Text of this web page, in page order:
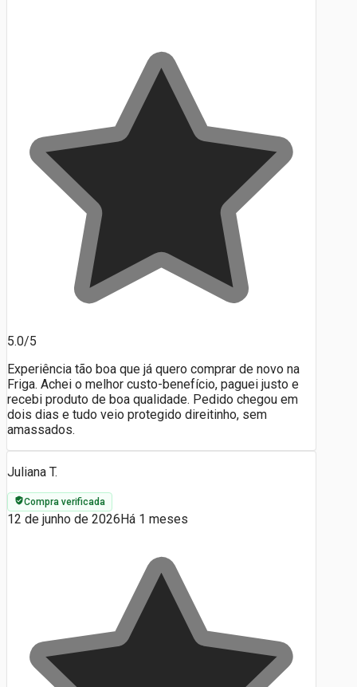
5.0/5
Experiência tão boa que já quero comprar de novo na
Friga. Achei o melhor custo-benefício, paguei justo e
recebi produto de boa qualidade. Pedido chegou em
dois dias e tudo veio protegido direitinho, sem
amassados.
Juliana T.
Compra verificada
12 de junho de 2026Há 1 meses